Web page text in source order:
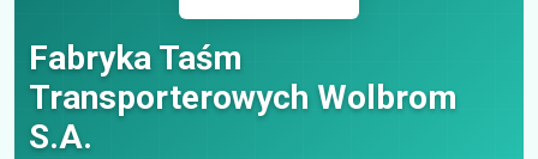
Fabryka Taśm
Transporterowych Wolbrom
S.A.